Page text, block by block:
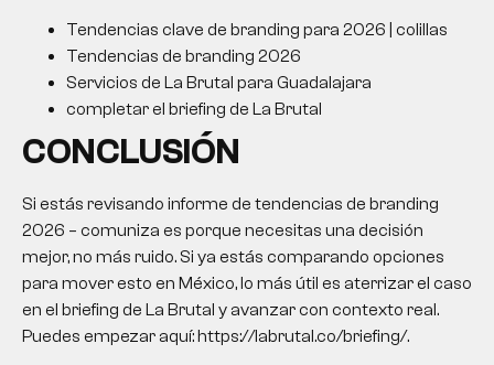
Tendencias clave de branding para 2026 | colillas
Tendencias de branding 2026
Servicios de La Brutal para Guadalajara
completar el briefing de La Brutal
CONCLUSIÓN
Si estás revisando informe de tendencias de branding
2026 – comuniza es porque necesitas una decisión
mejor, no más ruido. Si ya estás comparando opciones
para mover esto en México, lo más útil es aterrizar el caso
en el briefing de La Brutal y avanzar con contexto real.
Puedes empezar aquí: https://labrutal.co/briefing/.